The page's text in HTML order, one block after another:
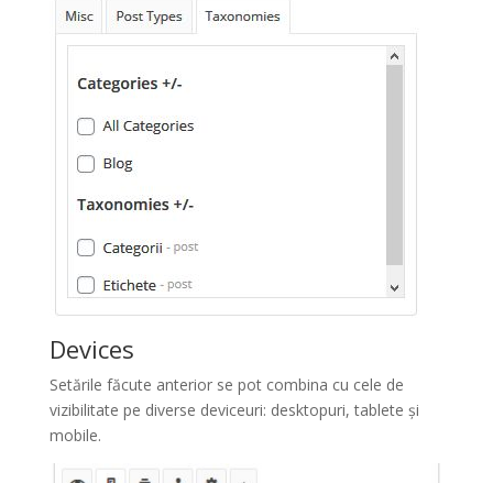
Devices
Setările făcute anterior se pot combina cu cele de
vizibilitate pe diverse deviceuri: desktopuri, tablete și
mobile.